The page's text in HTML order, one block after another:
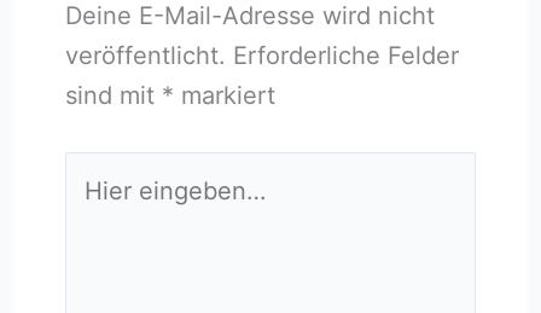
Deine E-Mail-Adresse wird nicht
veröffentlicht. Erforderliche Felder
sind mit * markiert
eingeben…